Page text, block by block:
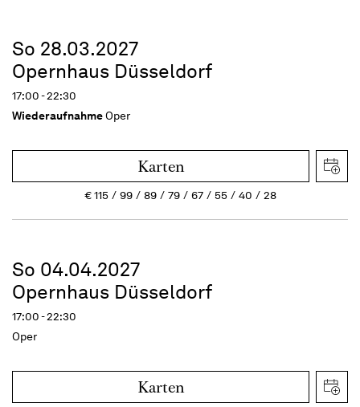
So 28.03.2027
Opernhaus Düsseldorf
17:00 - 22:30
WiederaufnahmeOper
Karten
€115 99 89 79 67 55 40 28
So 04.04.2027
Opernhaus Düsseldorf
17:00 - 22:30
Oper
Karten